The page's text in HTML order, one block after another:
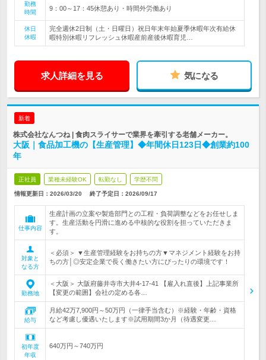
勤務
時間
9：00～17：45休憩あり・時間外労働あり
休日
休暇
完全週休2日制（土・日曜日）祝日年末年始夏季休暇年次有給休
暇特別休暇リフレッシュ休暇産前産後休暇育児…
求人詳細を見る 気になる
新着
株式会社なんつね | 食肉スライサーで業界を牽引する老舗メーカー。
大阪｜食品加工機の【生産管理】◆年間休日123日◆創業約100
年
正社員 業種未経験OK 転勤なし 学歴不問
情報更新日：2026/03/20 終了予定日： 2026/09/17
仕事内容
生産計画の立案や製造部門との工程・負荷調整などをお任せしま
す。生産活動を円滑に進める中核的な役割を担っていただきま
す。
対象と
なる方
＜必須＞ ▼生産管理経験をお持ちの方▼マネジメント経験をお持
ちの方│◎安定企業で長く働きたい方にぴったりの環境です！
勤務地
＜大阪＞ 大阪府藤井寺市大井4-17-41 【雇入れ直後】上記事業所
【変更の範囲】会社の定める各…
給与
月給42万7,900円～50万円（一律手当含む）※経験・年齢・資格
など考慮し優遇いたします※試用期間3か月（待遇変更…
初年度
年収
640万円～740万円